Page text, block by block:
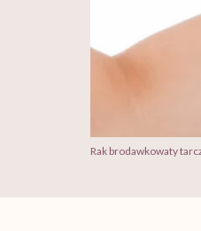
Rak brodawkowaty